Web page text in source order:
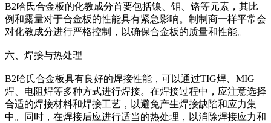
B2哈氏合金板的化教成分首要包括镍、钼、铬等元素，其比
例和露量对于合金板的性能具有紧急影响。制制商一样平常会
对化教成分进行严格控制，以确保合金板的质量和性能。
六、焊接与热处理
B2哈氏合金板具有良好的焊接性能，可以通过TIG焊、MIG
焊、电阻焊等多种方式进行焊接。在焊接过程中，应注意选择
合适的焊接材料和焊接工艺，以避免产生焊接缺陷和应力集
中。同时，在焊接后应进行适当的热处理，以消除焊接应力和